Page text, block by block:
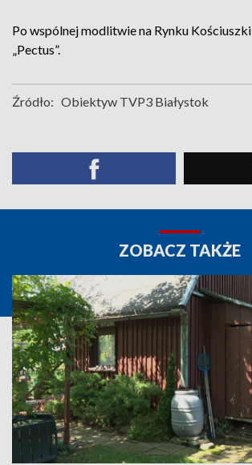
Po wspólnej modlitwie na Rynku
„Pectus”.
Źródło: Obiektyw TVP3 Białystok
ZOBACZ TAKŻE